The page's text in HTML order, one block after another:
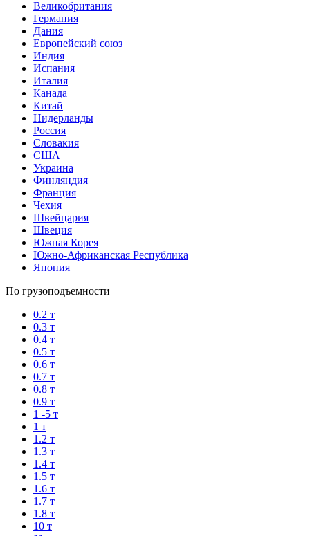
Великобритания
Германия
Дания
Европейский союз
Индия
Испания
Италия
Канада
Китай
Нидерланды
Россия
Словакия
США
Украина
Финляндия
Франция
Чехия
Швейцария
Швеция
Южная Корея
Южно-Африканская Республика
Япония
По грузоподъемности
0.2 т
0.3 т
0.4 т
0.5 т
0.6 т
0.7 т
0.8 т
0.9 т
1 -5 т
1 т
1.2 т
1.3 т
1.4 т
1.5 т
1.6 т
1.7 т
1.8 т
10 т